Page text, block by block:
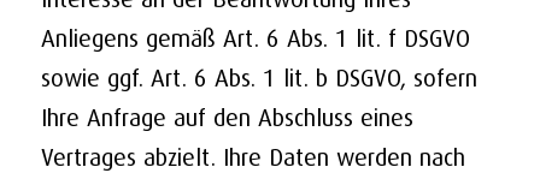
Anliegens gemäß Art. 6 Abs. 1 lit. f DSGVO
sowie ggf. Art. 6 Abs. 1 lit. b DSGVO, sofern
Ihre Anfrage auf den Abschluss eines
Vertrages abzielt. Ihre Daten werden nach